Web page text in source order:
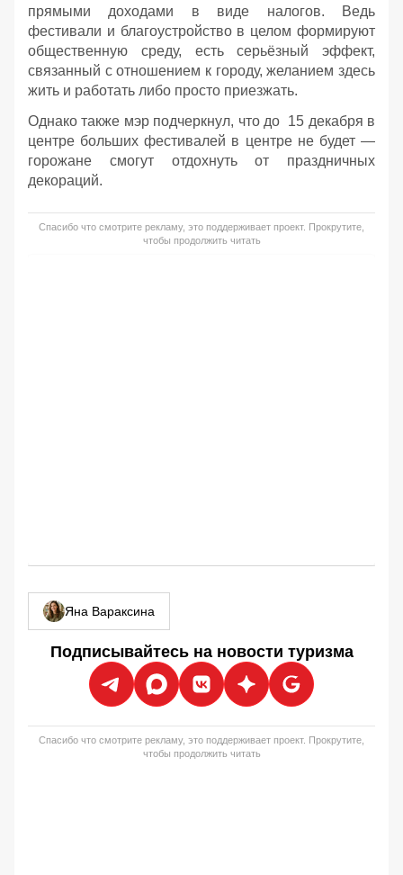
прямыми доходами в виде налогов. Ведь
фестивали и благоустройство в целом формируют
общественную среду, есть серьёзный эффект,
связанный с отношением к городу, желанием здесь
жить и работать либо просто приезжать.
Однако также мэр подчеркнул, что до 15 декабря в
центре больших фестивалей в центре не будет —
горожане смогут отдохнуть от праздничных
декораций.
Спасибо что смотрите рекламу, это поддерживает проект. Прокрутите,
чтобы продолжить читать
Яна Вараксина
Подписывайтесь на новости туризма
Спасибо что смотрите рекламу, это поддерживает проект. Прокрутите,
чтобы продолжить читать